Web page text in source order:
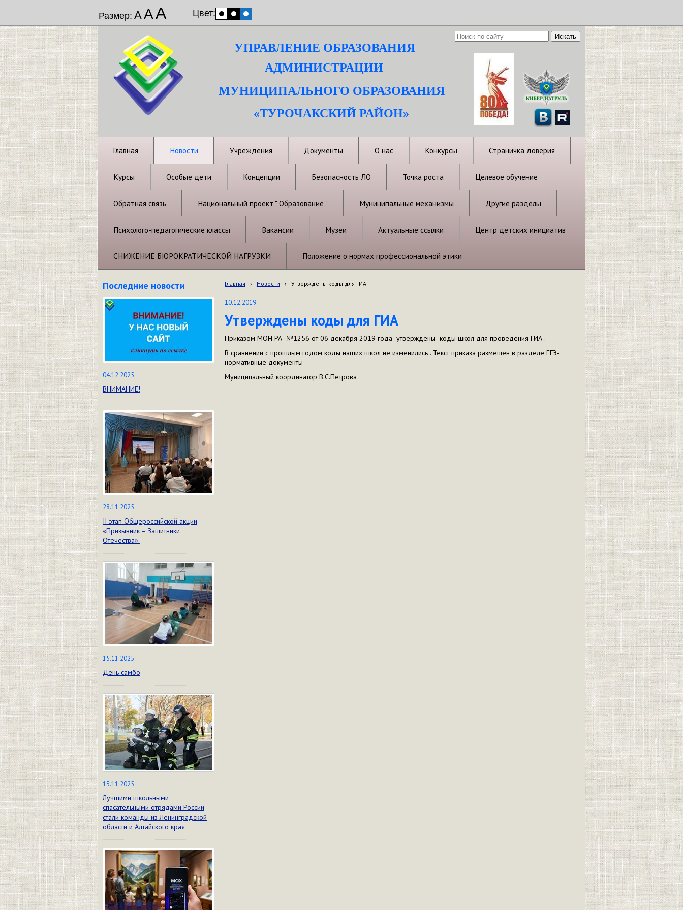
Размер: ААА Цвет:
УПРАВЛЕНИЕ ОБРАЗОВАНИЯ
АДМИНИСТРАЦИИ
МУНИЦИПАЛЬНОГО ОБРАЗОВАНИЯ
«ТУРОЧАКСКИЙ РАЙОН»
Главная Новости Учреждения Документы О нас Конкурсы Страничка доверия
Курсы Особые дети Концепции Безопасность ЛО Точка роста Целевое обучение
Обратная связь Национальный проект " Образование " Муниципальные механизмы Другие разделы
Психолого-педагогические классы Вакансии Музеи Актуальные ссылки Центр детских инициатив
СНИЖЕНИЕ БЮРОКРАТИЧЕСКОЙ НАГРУЗКИ Положение о нормах профессиональной этики
Последние новости
04.12.2025
ВНИМАНИЕ!
28.11.2025
II этап Общероссийской акции
«Призывник – Защитники
Отечества».
15.11.2025
День самбо
13.11.2025
Лучшими школьными
спасательными отрядами России
стали команды из Ленинградской
области и Алтайского края
Главная › Новости › Утверждены коды для ГИА
10.12.2019
Утверждены коды для ГИА
Приказом МОН РА №1256 от 06 декабря 2019 года утверждены коды школ для проведения ГИА .
В сравнении с прошлым годом коды наших школ не изменились . Текст приказа размещен в разделе ЕГЭ-
нормативные документы
Муниципальный координатор В.С.Петрова